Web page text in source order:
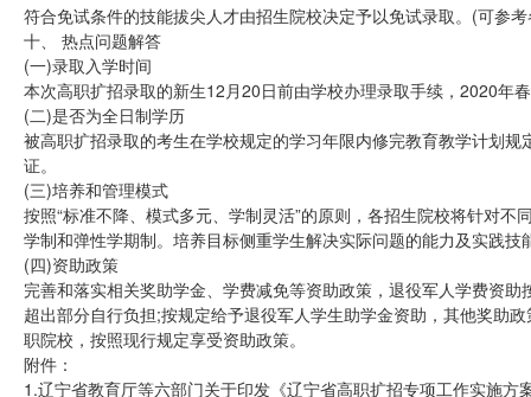
符合免试条件的技能拔尖人才由招生院校决定予以免试录取。(可参
十、 热点问题解答
(一)录取入学时间
本次高职扩招录取的新生12月20日前由学校办理录取手续，2020年
(二)是否为全日制学历
被高职扩招录取的考生在学校规定的学习年限内修完教育教学计划
证。
(三)培养和管理模式
按照“标准不降、模式多元、学制灵活”的原则，各招生院校将针对
学制和弹性学期制。培养目标侧重学生解决实际问题的能力及实践技
(四)资助政策
完善和落实相关奖助学金、学费减免等资助政策，退役军人学费资
超出部分自行负担;按规定给予退役军人学生助学金资助，其他奖助
职院校，按照现行规定享受资助政策。
附件：
1.辽宁省教育厅等六部门关于印发《辽宁省高职扩招专项工作实施方